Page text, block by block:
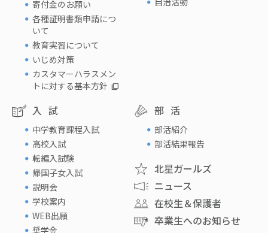
寄付金のお願い
各種証明書類申請につ
いて
教育実習について
いじめ対策
カスタマーハラスメン
トに対する基本方針
入試
中学教育課程入試
高校入試
転編入試験
帰国子女入試
説明会
学校案内
WEB出願
奨学金
部活
部活紹介
部活結果報告
北星ガールズ
ニュース
在校生＆保護者
卒業生へのお知らせ